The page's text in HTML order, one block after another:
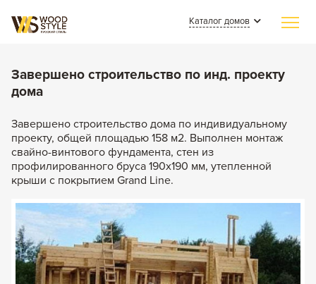
Каталог домов
Из клееного бруса
Из бревна
Каменные
Комбинированные
Наши работы
СМИ о нас
Полезные статьи
О компании
Контакты
Каталог домов
Завершено строительство по инд. проекту
дома
Завершено строительство дома по индивидуальному
проекту, общей площадью 158 м2. Выполнен монтаж
свайно-винтового фундамента, стен из
профилированного бруса 190х190 мм, утепленной
крыши с покрытием Grand Line.